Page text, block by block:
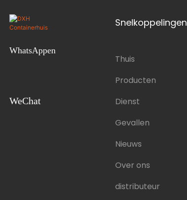
WhatsAppen
WeChat
Snelkoppelingen
Thuis
Producten
Dienst
Gevallen
Nieuws
Over ons
distributeur